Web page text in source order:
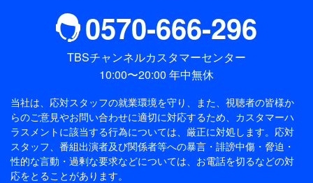
0570-666-296
TBSチャンネルカスタマーセンター
10:00〜20:00 年中無休
当社は、応対スタッフの就業環境を守り、また、視聴者の皆様か
らのご意見やお問い合わせに適切に対応するため、 カスタマーハ
ラスメントに該当する行為については、厳正に対処します。応対
スタッフ、番組出演者及び関係者等への暴言・誹謗中傷・脅迫・
性的な言動・過剰な要求などについては、お電話を切るなどの対
応をとることがあります。